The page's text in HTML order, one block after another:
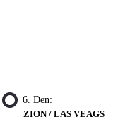
6. Den:
ZION / LAS VEAGS